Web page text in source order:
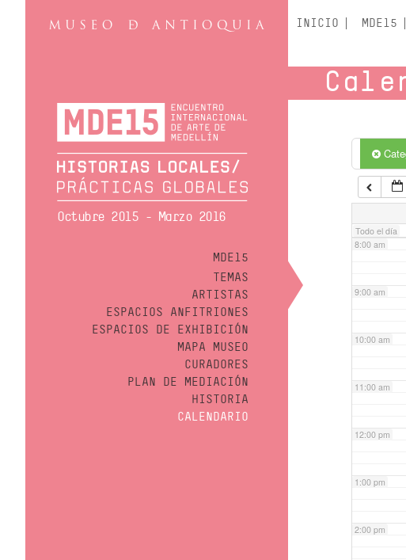
Octubre 2015 - Marzo 2016
MDE15
TEMAS
ARTISTAS
ESPACIOS ANFITRIONES
ESPACIOS DE EXHIBICIÓN
MAPA MUSEO
CURADORES
PLAN DE MEDIACIÓN
HISTORIA
CALENDARIO
INICIO MDE15
Todo el día
5:00 am
6:00 am
7:00 am
8:00 am
9:00 am
10:00 am
11:00 am
12:00 pm
1:00 pm
2:00 pm